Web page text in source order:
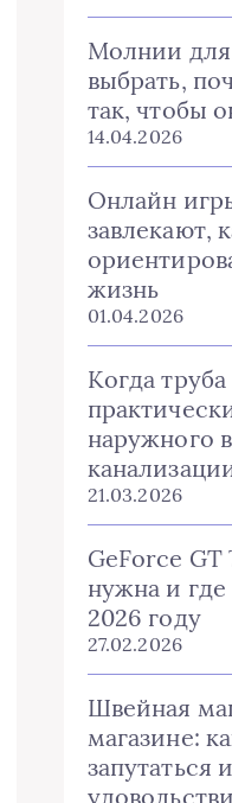
Молнии
выбрать,
так, чтобы
14.04.2026
Онлайн
завлекают,
жизнь
01.04.2026
Когда
наружного
21.03.2026
GeForce GT
нужна и
2026 году
27.02.2026
Швейная
магазине:
запутаться